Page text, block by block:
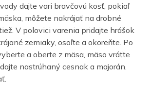
dajte vari bravčovú kosť, pokiaľ
môžete nakrájať na drobné
V polovici varenia pridajte hrášok
zemiaky, osoľte a okoreňte. Po
a oberte z mäsa, mäso vráťte
nastrúhaný cesnak a majorán.